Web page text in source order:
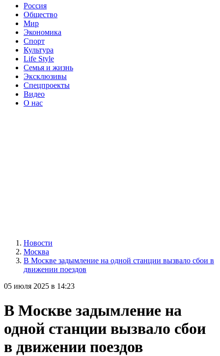
Россия
Общество
Мир
Экономика
Спорт
Культура
Life Style
Семья и жизнь
Эксклюзивы
Спецпроекты
Видео
О нас
Новости
Москва
В Москве задымление на одной станции вызвало сбои в
движении поездов
05 июля 2025 в 14:23
В Москве задымление на
одной станции вызвало сбои
в движении поездов